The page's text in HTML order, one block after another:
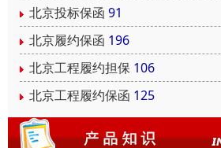
北京投标保函 91
北京履约保函 196
北京工程履约担保 106
北京工程履约保函 125